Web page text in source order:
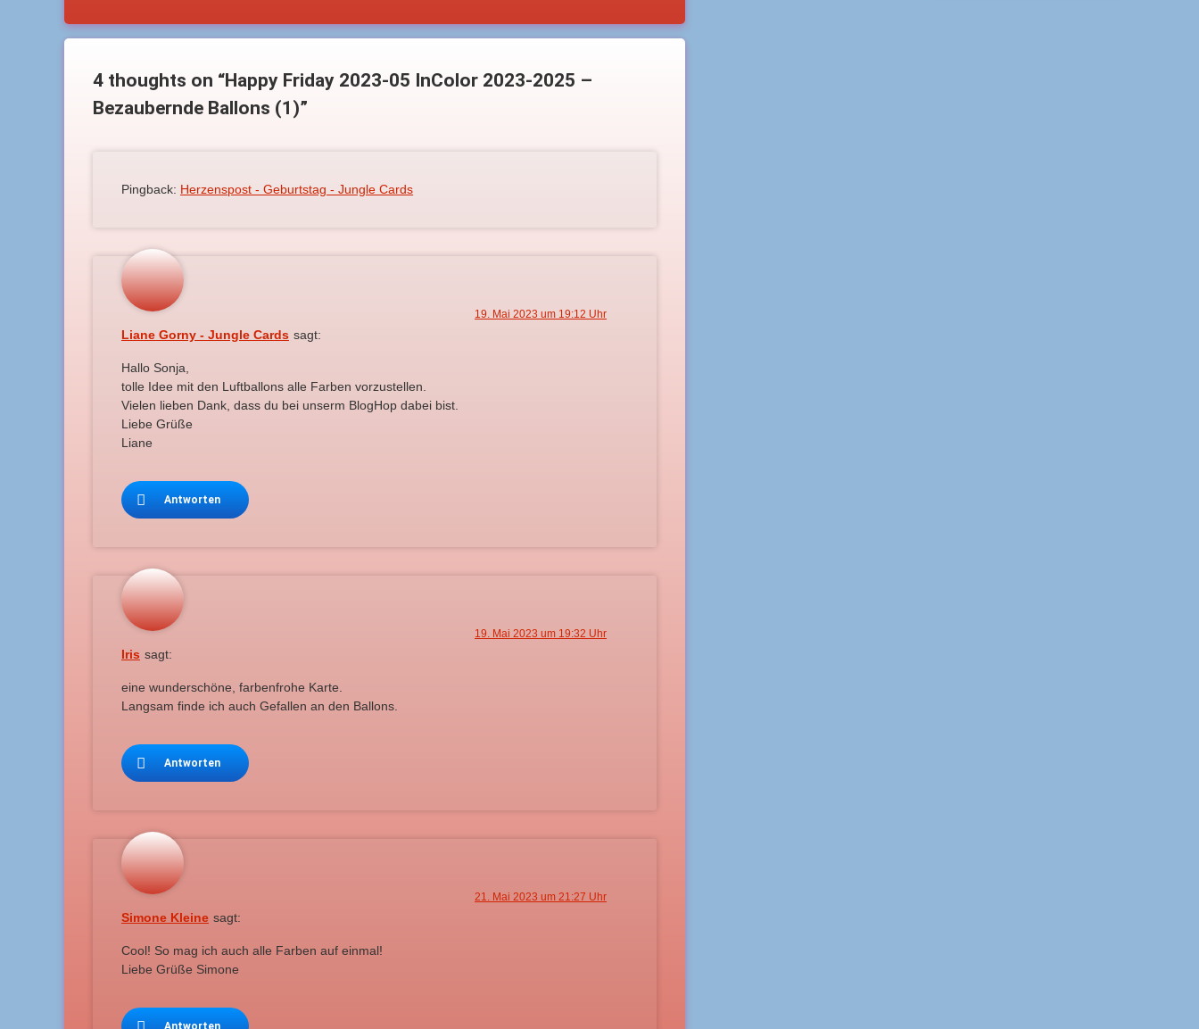
4 thoughts on “Happy Friday 2023-05 InColor 2023-2025 –
Bezaubernde Ballons (1)”
Pingback: Herzenspost - Geburtstag - Jungle Cards
Liane Gorny - Jungle Cards sagt:
19. Mai 2023 um 19:12 Uhr
Hallo Sonja,
tolle Idee mit den Luftballons alle Farben vorzustellen.
Vielen lieben Dank, dass du bei unserm BlogHop dabei bist.
Liebe Grüße
Liane
Antworten
Iris sagt:
19. Mai 2023 um 19:32 Uhr
eine wunderschöne, farbenfrohe Karte.
Langsam finde ich auch Gefallen an den Ballons.
Antworten
Simone Kleine sagt:
21. Mai 2023 um 21:27 Uhr
Cool! So mag ich auch alle Farben auf einmal!
Liebe Grüße Simone